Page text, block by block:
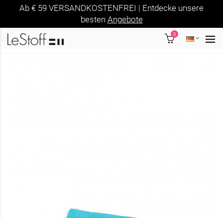
Ab € 59 VERSANDKOSTENFREI | Entdecke unsere
besten Angebote
0